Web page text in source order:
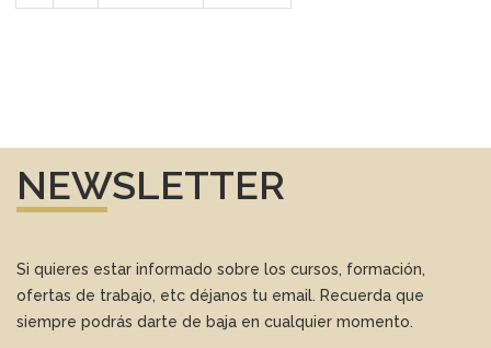
NEWSLETTER
Si quieres estar informado sobre los cursos, formación,
ofertas de trabajo, etc déjanos tu email. Recuerda que
siempre podrás darte de baja en cualquier momento.